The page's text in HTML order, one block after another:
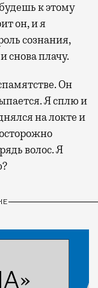
к этому
он, и я
сознания,
плачу.
Он
Я сплю и
на локте и
волос. Я